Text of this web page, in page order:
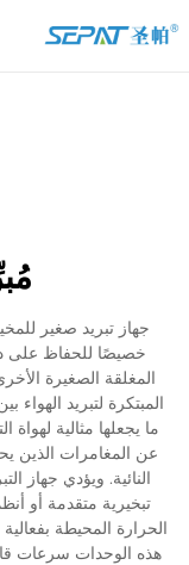
جهاز تبريد صغير
خصيصًا للحفاظ على
المغلقة الصغيرة
المبتكرة لتبريد الهواء
ما يجعلها مثالية لهواة
عن المغامرات الذين
النائية. ويؤدي جهاز
تبخيرية متقدمة أو
الحرارة المحيطة
هذه الوحدات سرعات